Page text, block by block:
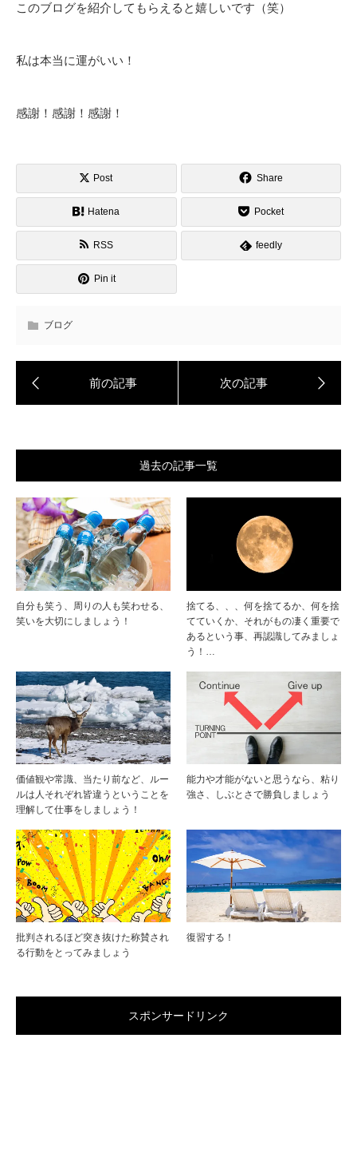
このブログを紹介してもらえると嬉しいです（笑）
私は本当に運がいい！
感謝！感謝！感謝！
Post Share
Hatena Pocket
RSS feedly
Pin it
ブログ
過去の記事一覧
自分も笑う、周りの人も笑わせる、
笑いを大切にしましょう！
捨てる、、、何を捨てるか、何を捨
てていくか、それがもの凄く重要で
あるという事、再認識してみましょ
う！…
価値観や常識、当たり前など、ルー
ルは人それぞれ皆違うということを
理解して仕事をしましょう！
能力や才能がないと思うなら、粘り
強さ、しぶとさで勝負しましょう
批判されるほど突き抜けた称賛され
る行動をとってみましょう
復習する！
スポンサードリンク